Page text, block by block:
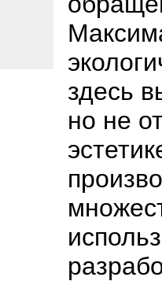
здесь
но не